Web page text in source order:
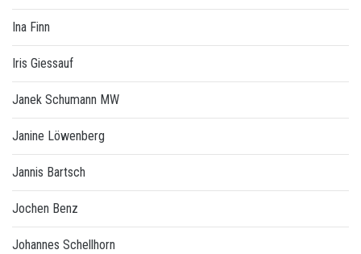
Ina Finn
Iris Giessauf
Janek Schumann MW
Janine Löwenberg
Jannis Bartsch
Jochen Benz
Johannes Schellhorn